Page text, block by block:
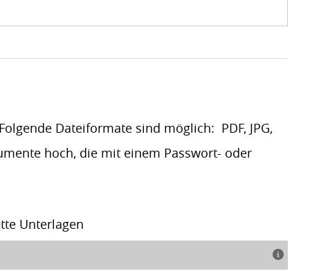
Dateiformate sind möglich: PDF, JPG,
hoch, die mit einem Passwort- oder
Unterlagen